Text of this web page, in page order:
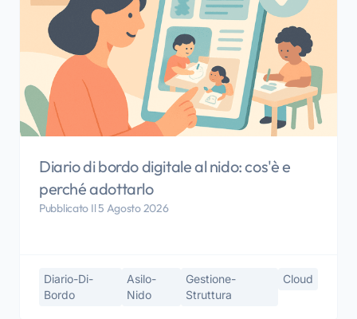
Diario di bordo digitale al nido: cos'è e
perché adottarlo
Pubblicato Il 5 Agosto 2026
Diario-Di-
Bordo
Asilo-
Nido
Gestione-
Struttura
Cloud